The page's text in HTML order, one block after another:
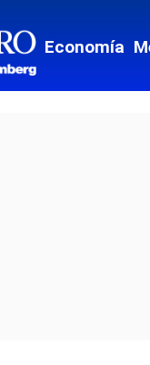
Economía
Email
Facebook
Twitter
LinkedIn
global.social-